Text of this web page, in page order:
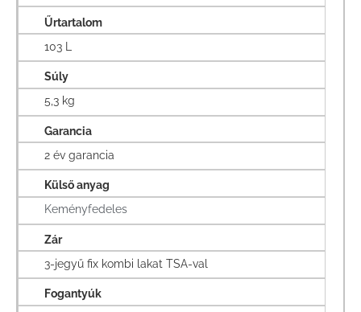
Űrtartalom
103 L
Súly
5,3 kg
Garancia
2 év garancia
Külső anyag
Keményfedeles
Zár
3-jegyű fix kombi lakat TSA-val
Fogantyúk